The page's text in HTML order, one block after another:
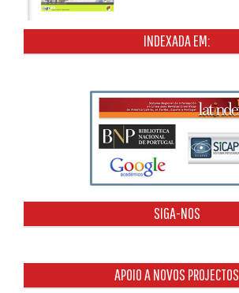
INDEXADA EM:
SIGA-NOS
APOIO A NOVOS PROJECTOS